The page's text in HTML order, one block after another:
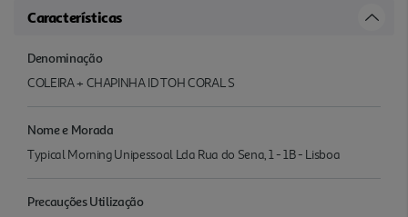
Características
Denominação
COLEIRA + CHAPINHA ID TOH CORAL S
Nome e Morada
Typical Morning Unipessoal Lda Rua do Sena, 1 - 1B - Lisboa
Precauções Utilização